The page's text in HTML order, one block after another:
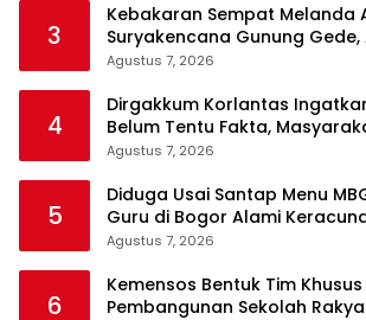
3
Kebakaran Sempat Melanda
Suryakencana Gunung Gede,
Dipadamkan
Agustus 7, 2026
4
Dirgakkum Korlantas
Belum Tentu Fakta,
Waspadai Hoaks
Agustus 7, 2026
5
Diduga Usai Santap Menu
Guru di Bogor Alami
Agustus 7, 2026
6
Kemensos Bentuk Tim
Pembangunan Sekolah